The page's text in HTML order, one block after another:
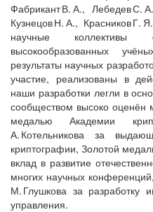
Фабри­кант В. А., Ле­бедев С.
Кузнецов Н. А., Крас­ников
научные коллективы
высокообразованных
результаты научных
участие, реализованы в
наши разработки легли в
сообществом высоко оценён
медалью Академии
А. Котельникова за
криптографии, Золотой
вклад в развитие
многих научных
М. Глушкова за разработку
управления.